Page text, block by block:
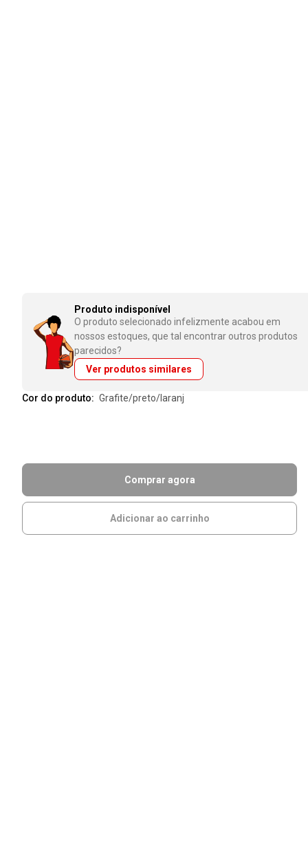
Produto indisponível
O produto selecionado infelizmente acabou em
nossos estoques, que tal encontrar outros produtos
parecidos?
Ver produtos similares
Cor do produto: grafite/preto/laranj
Comprar agora
Adicionar ao carrinho